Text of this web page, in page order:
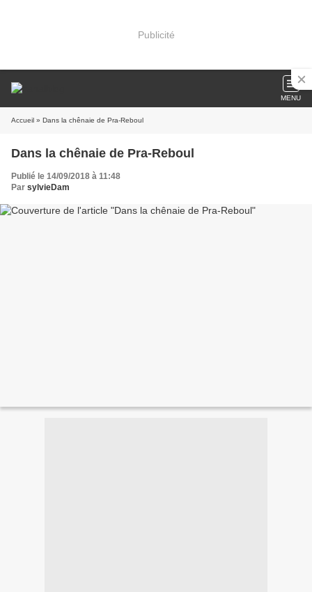
Publicité
MENU
Accueil » Dans la chênaie de Pra-Reboul
Dans la chênaie de Pra-Reboul
Publié le 14/09/2018 à 11:48
Par sylvieDam